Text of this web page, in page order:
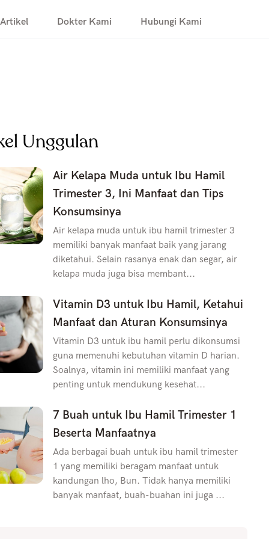
Artikel Dokter Kami Hubungi Kami
Unggulan
Air Kelapa Muda untuk Ibu Hamil
Trimester 3, Ini Manfaat dan Tips
Konsumsinya
Air kelapa muda untuk ibu hamil trimester 3
memiliki banyak manfaat baik yang jarang
diketahui. Selain rasanya enak dan segar, air
kelapa muda juga bisa membant...
Vitamin D3 untuk Ibu Hamil, Ketahui
Manfaat dan Aturan Konsumsinya
Vitamin D3 untuk ibu hamil perlu dikonsumsi
guna memenuhi kebutuhan vitamin D harian.
Soalnya, vitamin ini memiliki manfaat yang
penting untuk mendukung kesehat...
7 Buah untuk Ibu Hamil Trimester 1
Beserta Manfaatnya
Ada berbagai buah untuk ibu hamil trimester
1 yang memiliki beragam manfaat untuk
kandungan lho, Bun. Tidak hanya memiliki
banyak manfaat, buah-buahan ini juga ...